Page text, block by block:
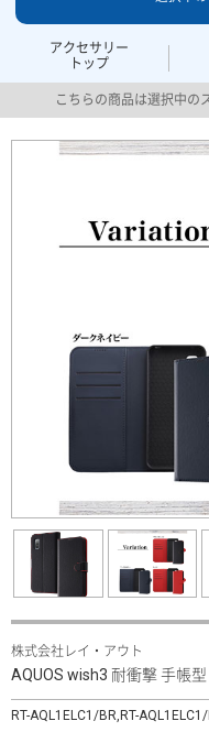
アクセサリー
トップ
こちらの商品は選択中の
株式会社レイ・アウト
AQUOS wish3 耐衝撃 手帳
RT-AQL1ELC1/BR,RT-